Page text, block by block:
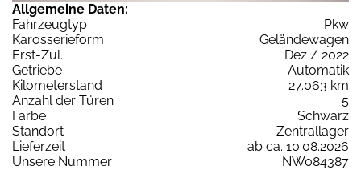
Allgemeine Daten:
Fahrzeugtyp
Pkw
Karosserieform
Geländewagen
Erst-Zul.
Dez / 2022
Getriebe
Automatik
Kilometerstand
27.063 km
Anzahl der Türen
5
Farbe
Schwarz
Standort
Zentrallager
Lieferzeit
ab ca. 10.08.2026
Unsere Nummer
NW084387